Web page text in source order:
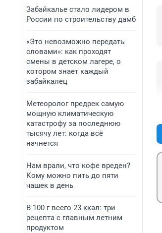
Забайкалье стало лидером в
России по строительству дамб
«Это невозможно передать
словами»: как проходят
смены в детском лагере, о
котором знает каждый
забайкалец
Метеоролог предрек самую
мощную климатическую
катастрофу за последнюю
тысячу лет: когда всё
начнется
Нам врали, что кофе вреден?
Кому можно пить до пяти
чашек в день
В 100 г всего 23 ккал: три
рецепта с главным летним
продуктом